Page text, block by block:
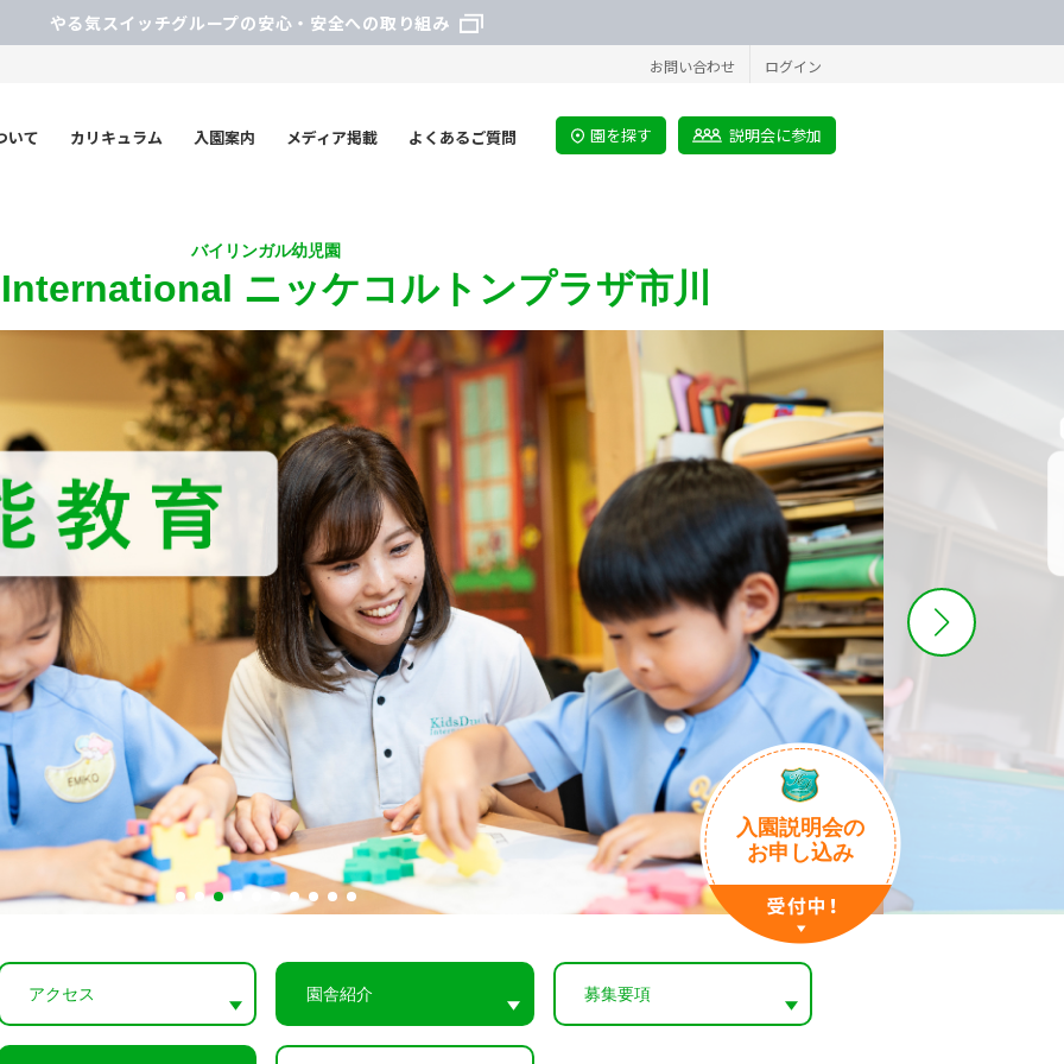
やる気スイッチグループの安心・安全への取り組み
お問い合わせ ログイン
園を探す 説明会に参加
いて カリキュラム 入園案内 メディア掲載 よくあるご質問
バイリンガル幼児園
ニッケコルトンプラザ市川
入園説明会の
お申し込み
アクセス 園舎紹介 募集要項